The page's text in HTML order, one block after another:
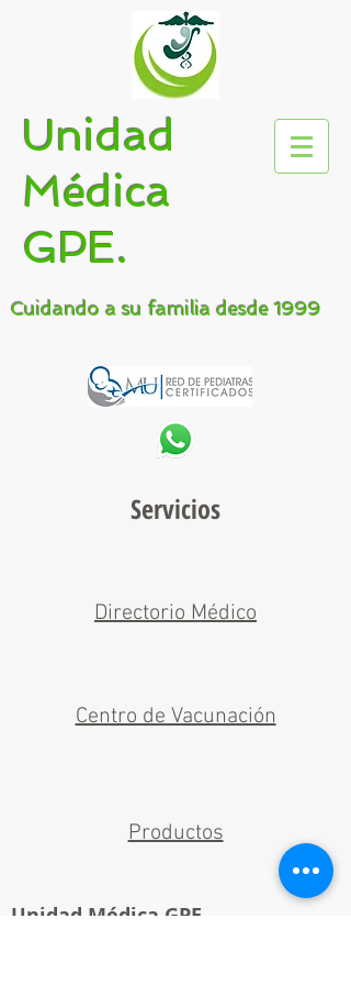
Unidad
Médica
GPE.
Cuidando a su familia desde 1999
Servicios
Directorio Médico
Centro de Vacunación
Productos
Unidad Médica GPE.